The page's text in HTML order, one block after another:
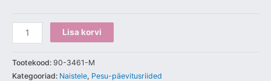
Lisa korvi
Tootekood: 90-3461-M
Kategooriad: Naistele, Pesu-päevitusriided